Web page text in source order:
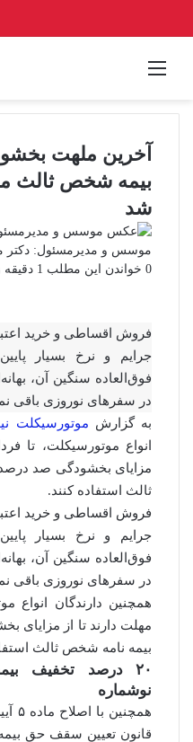
منو
آخرین ملهت
بیمه شخص ثالث
شد
موسس و مدیرمسئول: دکتر
0 خواندن این مطلب 1 دقیقه زمان میبرد
فروش اقساطی و خرید
جرایم و نرخ بسیار
فوق‌العاده سنگین آن،
در سفر‌های نوروزی باقی
به گزارش موتورسیکلت
مزایای بخشودگی صد
ثالث استفاده کنند.
فروش اقساطی و خرید
جرایم و نرخ بسیار
فوق‌العاده سنگین آن،
در سفر‌های نوروزی باقی
مهلت دارند تا از مزایای
بیمه نامه شخص ثالث
۲۰ درصد تخفیف
نوشماره
قانون تعیین سقف حق